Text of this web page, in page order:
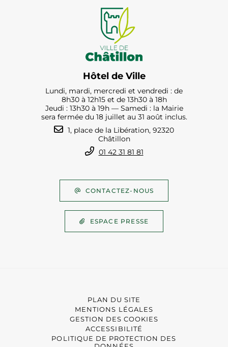
Hôtel de Ville
Lundi, mardi, mercredi et vendredi : de
8h30 à 12h15 et de 13h30 à 18h
Jeudi : 13h30 à 19h — Samedi : la Mairie
sera fermée du 18 juillet au 31 août inclus.
1, place de la Libération, 92320
Châtillon
01 42 31 81 81
CONTACTEZ-NOUS
ESPACE PRESSE
PLAN DU SITE
MENTIONS LÉGALES
GESTION DES COOKIES
ACCESSIBILITÉ
POLITIQUE DE PROTECTION DES